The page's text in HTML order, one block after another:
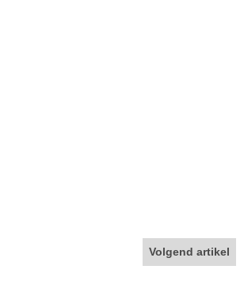
Volgend artikel